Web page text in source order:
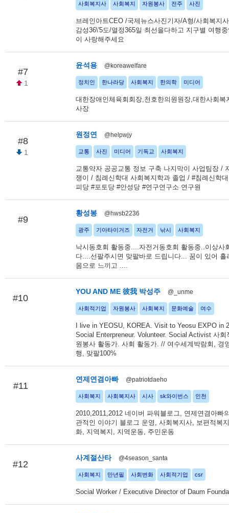
사회복지사 사회복지 자원봉사 전주 사진
브레인아트CEO /국제뉴스사진기자/A형/사회복지
감성36\'5도/열정365일 최선을다하고 지구별 여행
이 사랑해주세요
#7
1
윤석용 @koreawelfare
정치인 한나라당 사회복지 한의학 미디어
대한장애인체육회회장,천호한의원원장,대한사회복
사장
#8
1
원정연 @helpwjy
교통 사진 미디어 기독교 사회복지
교통약자 공공교통 정보 구축 나지막이 사업팀장 /
쟁이 / 침례신학대 사회복지학과 졸업 / #침례신학
피당 #포토당 #안성당 #연구연구소 연구원
#9
황성봉 @hwsb2236
광주 기아타이거즈 자전거 낚시 사회복지
낙시동호회 활동중....자전거동호회 활동중..이상사
다....선팔주시면 맞팔바로 드립니다... 꿈이 있어 흘
몸으로 느끼고 ....
#10
YOU AND ME 彼我 박성주 @_unme
사회적기업 자원봉사 사회복지 문화예술 여수
I live in YEOSU, KOREA. Visit to Yeosu EXPO in
Social Enterpreneur. Volunteer. Social Activist 사회
원봉사 활동가. 사회 활동가. // 여수세계박람회, 경
행, 맞팔100%
#11
연제연겸아빠 @patriotdaeho
사회복지 사회복지사 시사 sk와이번스 인천
2010,2011,2012 네이버 파워블로그, 연제연겸아빠
관적인 이야기 블로그 운영, 사회복지사, 보편적복
화, 지역복지, 지역운동, 주민운동
#12
사계절산타 @4season_santa
사회복지 만년필 사회변화 사회적기업 csr
Social Worker / Executive Director of Daum